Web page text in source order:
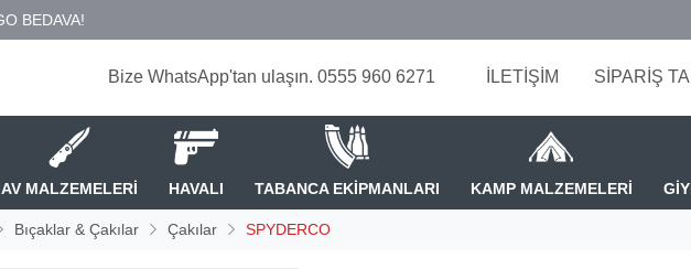
Bize WhatsApp'tan ulaşın. 0555 960 6271 İLETİŞİM SİPARİŞ
AV MALZEMELERİ HAVALI TABANCA EKİPMANLARI KAMP MALZEMELERİ
Bıçaklar & Çakılar Çakılar SPYDERCO